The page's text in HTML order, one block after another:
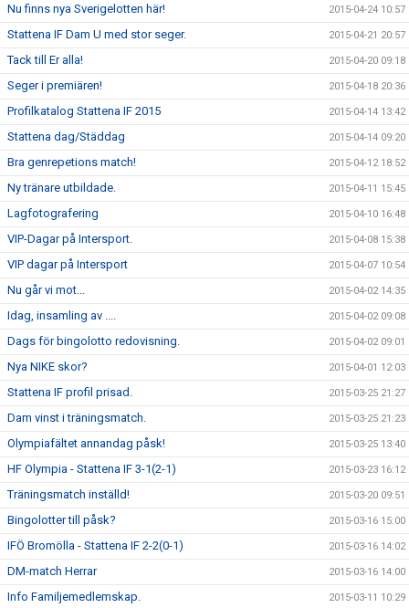
Nu finns nya Sverigelotten här! 2015-04-24 10:57
Stattena IF Dam U med stor seger. 2015-04-21 20:57
Tack till Er alla! 2015-04-20 09:18
Seger i premiären! 2015-04-18 20:36
Profilkatalog Stattena IF 2015 2015-04-14 13:42
Stattena dag/Städdag 2015-04-14 09:20
Bra genrepetions match! 2015-04-12 18:52
Ny tränare utbildade. 2015-04-11 15:45
Lagfotografering 2015-04-10 16:48
VIP-Dagar på Intersport. 2015-04-08 15:38
VIP dagar på Intersport 2015-04-07 10:54
Nu går vi mot... 2015-04-02 14:35
Idag, insamling av .... 2015-04-02 09:08
Dags för bingolotto redovisning. 2015-04-02 09:01
Nya NIKE skor? 2015-04-01 12:03
Stattena IF profil prisad. 2015-03-25 21:27
Dam vinst i träningsmatch. 2015-03-25 21:23
Olympiafältet annandag påsk! 2015-03-25 13:40
HF Olympia - Stattena IF 3-1(2-1) 2015-03-23 16:12
Träningsmatch inställd! 2015-03-20 09:51
Bingolotter till påsk? 2015-03-16 15:00
IFÖ Bromölla - Stattena IF 2-2(0-1) 2015-03-16 14:02
DM-match Herrar 2015-03-16 14:00
Info Familjemedlemskap. 2015-03-11 10:29